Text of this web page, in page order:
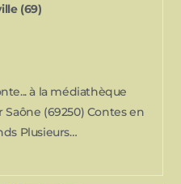
(69)
à la médiathèque
(69250) Contes en
Plusieurs…